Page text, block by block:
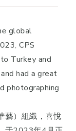
global
CPS
Turkey and
had a great
photographing
藝）組織，喜悅